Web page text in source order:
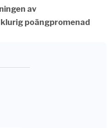
av
poängpromenad